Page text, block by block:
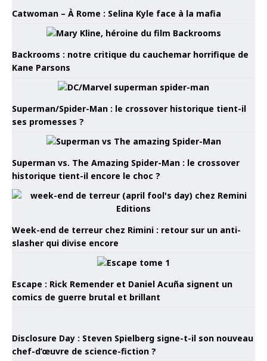
Catwoman – À Rome : Selina Kyle face à la mafia
Backrooms : notre critique du cauchemar horrifique de
Kane Parsons
Superman/Spider-Man : le crossover historique tient-il
ses promesses ?
Superman vs. The Amazing Spider-Man : le crossover
historique tient-il encore le choc ?
Week-end de terreur chez Rimini : retour sur un anti-
slasher qui divise encore
Escape : Rick Remender et Daniel Acuña signent un
comics de guerre brutal et brillant
Disclosure Day : Steven Spielberg signe-t-il son nouveau
chef-d’œuvre de science-fiction ?